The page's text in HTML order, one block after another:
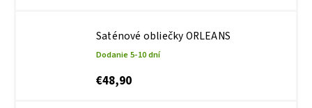
Saténové obliečky ORLEANS
Dodanie 5-10 dní
€48,90